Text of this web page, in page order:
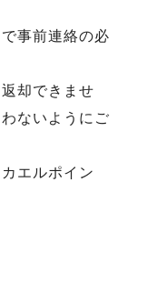
事前連絡の必
却できませ
ないようにご
エルポイン